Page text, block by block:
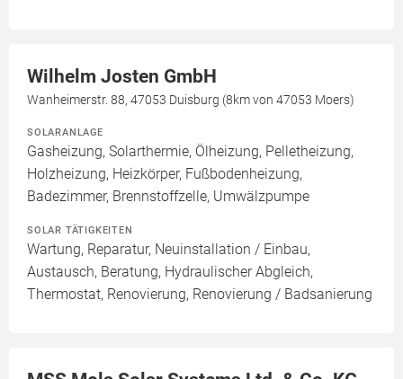
Wilhelm Josten GmbH
Wanheimerstr. 88, 47053 Duisburg (8km von 47053 Moers)
SOLARANLAGE
Gasheizung, Solarthermie, Ölheizung, Pelletheizung,
Holzheizung, Heizkörper, Fußbodenheizung,
Badezimmer, Brennstoffzelle, Umwälzpumpe
SOLAR TÄTIGKEITEN
Wartung, Reparatur, Neuinstallation / Einbau,
Austausch, Beratung, Hydraulischer Abgleich,
Thermostat, Renovierung, Renovierung / Badsanierung